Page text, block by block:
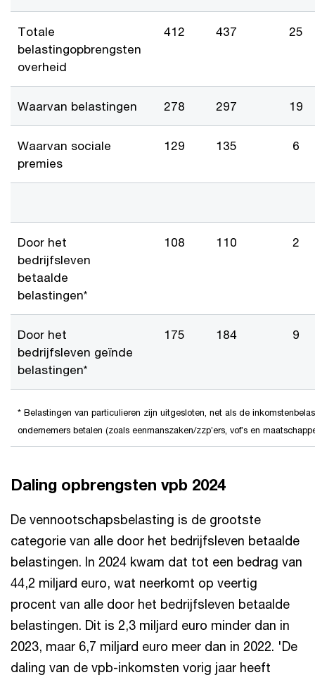
Totale
belastingopbrengsten
overheid
412 437 25
Waarvan belastingen 278 297 19
Waarvan sociale
premies
129 135 6
Door het
bedrijfsleven
betaalde
belastingen*
108 110 2
Door het
bedrijfsleven geïnde
belastingen*
175 184 9
* Belastingen van particulieren zijn uitgesloten, net als de
ondernemers betalen (zoals eenmanszaken/zzp’ers, vof’s en
Daling opbrengsten vpb 2024
De vennootschapsbelasting is de grootste
categorie van alle door het bedrijfsleven betaalde
belastingen. In 2024 kwam dat tot een bedrag van
44,2 miljard euro, wat neerkomt op veertig
procent van alle door het bedrijfsleven betaalde
belastingen. Dit is 2,3 miljard euro minder dan in
2023, maar 6,7 miljard euro meer dan in 2022. 'De
daling van de vpb-inkomsten vorig jaar heeft